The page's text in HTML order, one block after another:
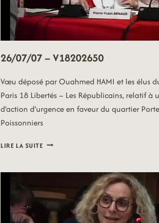
26/07/07 – V18202650
Vœu déposé par Ouahmed HAMI et les élus
Paris 18 Libertés – Les Républicains, relatif à
d’action d’urgence en faveur du quartier
Poissonniers
LIRE LA SUITE26/07/07